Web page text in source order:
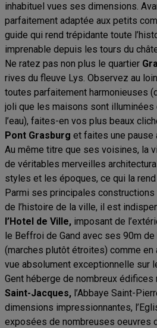
inhabituel vues ses dimensions.
parfaitement adaptée aux petits
guide qui rend trépidante toute
imprenable depuis les tours du
Ne ratez pas non plus le quartier
rives du fleuve Lys. Observez au
toutes parfaitement harmonieuses
joli que les maisons sont
l’eau), faites-en vos plus beaux
Pont Grasburg et faites une pause
Au même titre que ses voisines, la
de véritables merveilles
styles et les époques, ce qui la
Parmi ses principales
de l’histoire de la ville, il est
l’Hotel de Ville, imposant de
le Beffroi de Gand avec ses 90m
(marches plutôt étroites) comme en
vue absolument exceptionnelle sur
Gent héberge de nombreux édifices
Saint-Jacques, l’Abbaye Saint-
dimensions impressionnantes,
exposées de nombreuses oeuvres